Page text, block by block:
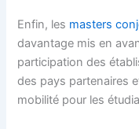
Enfin, les masters
davantage mis en
participation des
des pays partenaires
mobilité pour les